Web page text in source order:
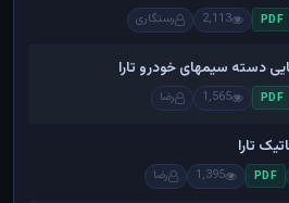
PDF
2,113 رستگاری
دسته سیمهای خودرو تارا
PDF
1,565 رضا
تارا
PDF
1,395 رضا